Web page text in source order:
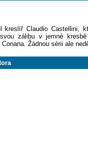
kreslíř Claudio Castellini,
zálibu v jemné
Žádnou sérii ale